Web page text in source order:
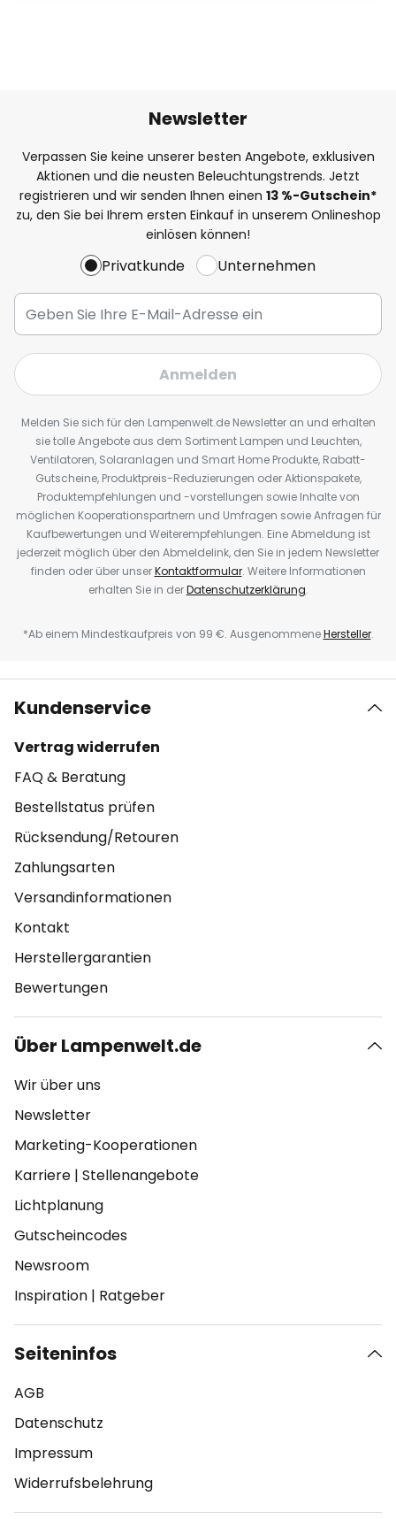
Newsletter
Verpassen Sie keine unserer besten Angebote, exklusiven
Aktionen und die neusten Beleuchtungstrends. Jetzt
registrieren und wir senden Ihnen einen 13 %-Gutschein*
zu, den Sie bei Ihrem ersten Einkauf in unserem Onlineshop
einlösen können!
Privatkunde Unternehmen
Anmelden
Melden Sie sich für den Lampenwelt.de Newsletter an und erhalten
sie tolle Angebote aus dem Sortiment Lampen und Leuchten,
Ventilatoren, Solaranlagen und Smart Home Produkte, Rabatt-
Gutscheine, Produktpreis-Reduzierungen oder Aktionspakete,
Produktempfehlungen und -vorstellungen sowie Inhalte von
möglichen Kooperationspartnern und Umfragen sowie Anfragen für
Kaufbewertungen und Weiterempfehlungen. Eine Abmeldung ist
jederzeit möglich über den Abmeldelink, den Sie in jedem Newsletter
finden oder über unserKontaktformular. Weitere Informationen
erhalten Sie in derDatenschutzerklärung.
*Ab einem Mindestkaufpreis von 99 €. AusgenommeneHersteller.
Kundenservice
Vertrag widerrufen
FAQ & Beratung
Bestellstatus prüfen
Rücksendung/Retouren
Zahlungsarten
Versandinformationen
Kontakt
Herstellergarantien
Bewertungen
Über Lampenwelt.de
Wir über uns
Newsletter
Marketing-Kooperationen
Karriere | Stellenangebote
Lichtplanung
Gutscheincodes
Newsroom
Inspiration | Ratgeber
Seiteninfos
AGB
Datenschutz
Impressum
Widerrufsbelehrung